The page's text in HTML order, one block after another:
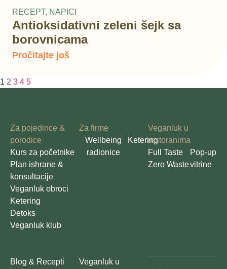
RECEPT, NAPICI
Antioksidativni zeleni šejk sa
borovnicama
Pročitajte još
1 2 3 4 5
Za pojedince &
porodice
Kurs za početnike
Plan ishrane &
konsultacije
Veganluk obroci
Ketering
Detoks
Veganluk klub
Za firme
Wellbeing
radionice
Ketering
Veganluk u
restoranima
Full Taste
Zero Waste
Pop-up
vitrine
Blog & Recepti
Veganluk u